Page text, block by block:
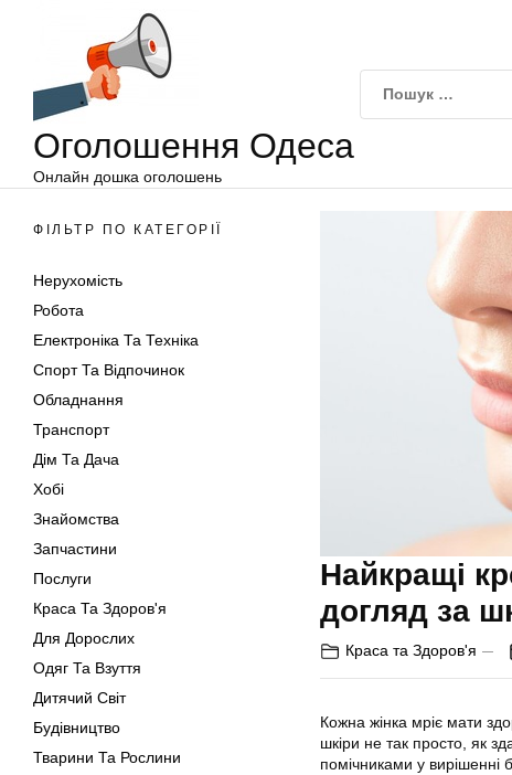
Оголошення Одеса
Онлайн дошка оголошень
ФІЛЬТР ПО КАТЕГОРІЇ
Нерухомість
Робота
Електроніка Та Техніка
Спорт Та Відпочинок
Обладнання
Транспорт
Дім Та Дача
Хобі
Знайомства
Запчастини
Послуги
Краса Та Здоров'я
Для Дорослих
Одяг Та Взуття
Дитячий Світ
Будівництво
Тварини Та Рослини
Найкращі
догляд за
Краса та Здоров'я
Кожна жінка мріє мати
шкіри не так просто, як
помічниками у вирішенні